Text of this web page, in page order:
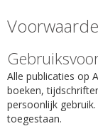
Alle publicaties op
boeken,
persoonlijk
toegestaan.